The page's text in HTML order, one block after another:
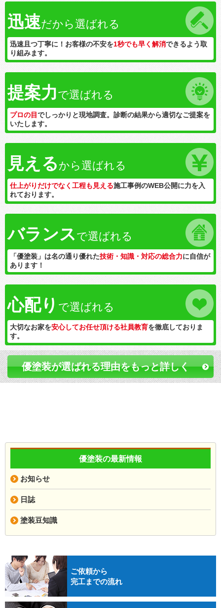
迅速だから選ばれる
迅速且つ丁寧に！お客様の不安を1秒でも早く解消できるよう取
り組みます。
提案力で選ばれる
プロの目でしっかりと現地調査。診断の結果から適切なご提案を
いたします。
見える から選ばれる
仕上がりだけでなく工程も見える施工事例のWEB公開に力を入
れております。
バランスで選ばれる
「優塗装」は名の通り優れた技術・知識・対応の総合力に自信が
あります！
心配り で選ばれる
大切なお家を安心してお任せ頂ける社員教育を徹底しておりま
す。
優塗装が選ばれる理由をもっと詳しく
優塗装の最新情報
お知らせ
日誌
塗装豆知識
ご依頼から
完工までの流れ